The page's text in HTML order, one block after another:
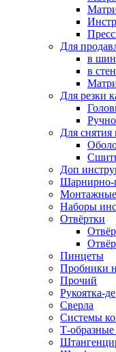
Для
в
в
Для резки
Для снятия
Доп
Шарнирно-
Наборы
Отвёртки
Пинцеты
Пробники
Прочий
Рукоятка-
Сверла
Системы
Т-образные